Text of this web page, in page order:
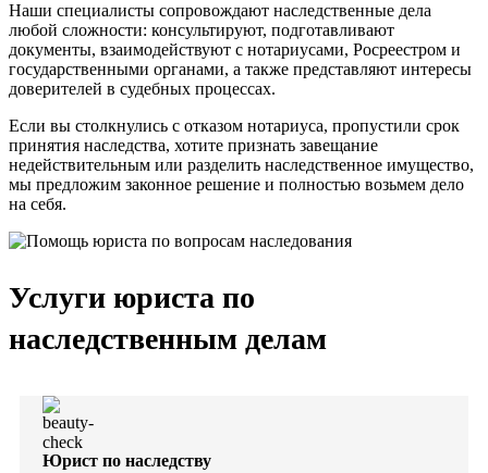
Наши специалисты сопровождают наследственные дела
любой сложности: консультируют, подготавливают
документы, взаимодействуют с нотариусами, Росреестром и
государственными органами, а также представляют интересы
доверителей в судебных процессах.
Если вы столкнулись с отказом нотариуса, пропустили срок
принятия наследства, хотите признать завещание
недействительным или разделить наследственное имущество,
мы предложим законное решение и полностью возьмем дело
на себя.
Услуги юриста по
наследственным делам
Юрист по наследству